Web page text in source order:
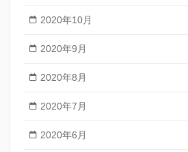
2020年10月
2020年9月
2020年8月
2020年7月
2020年6月